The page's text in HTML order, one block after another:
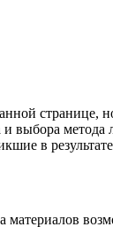
странице,
и выбора
в